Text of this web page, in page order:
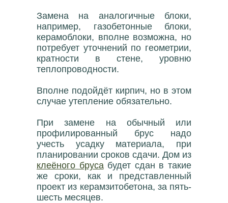
Замена на аналогичные блоки,
например, газобетонные блоки,
керамоблоки, вполне возможна, но
потребует уточнений по геометрии,
кратности в стене, уровню
теплопроводности.
Вполне подойдёт кирпич, но в этом
случае утепление обязательно.
При замене на обычный или
профилированный брус надо
учесть усадку материала, при
планировании сроков сдачи. Дом из
клеёного бруса будет сдан в такие
же сроки, как и представленный
проект из керамзитобетона, за пять-
шесть месяцев.